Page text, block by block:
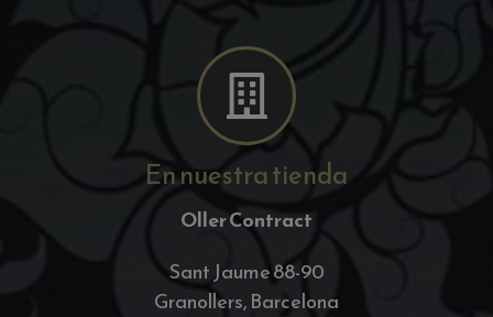
En nuestra tienda
Oller Contract
Sant Jaume 88-90
Granollers, Barcelona